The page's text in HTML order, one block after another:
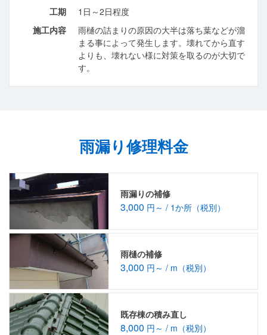
工期
1日～2日程度
施工内容
雨樋の詰まりの原因の大半は落ち葉などが溜
まる事によって発生します。壊れてから直す
よりも、壊れない様に対策を取るのが大切で
す。
雨漏り修理料金
雨漏りの補修
3,000 円～ / 1か所（税別）
雨樋の補修
3,000 円～ / m（税別）
既存棟の積み直し
8,000 円～ / m（税別）